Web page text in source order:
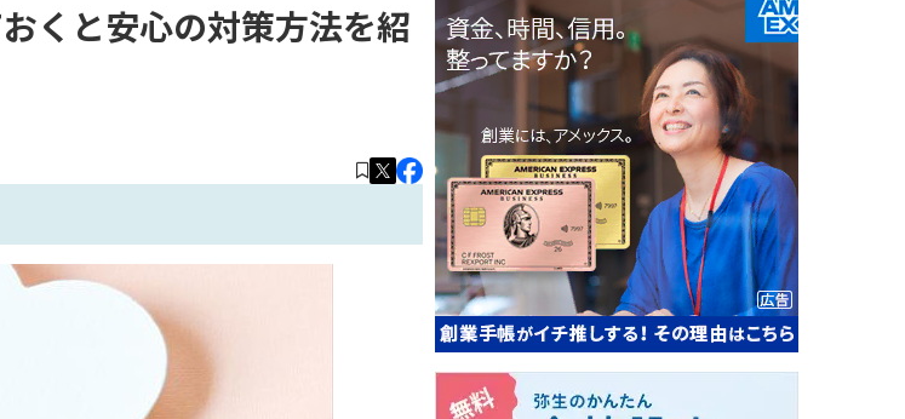
くと安心の対策方法を紹